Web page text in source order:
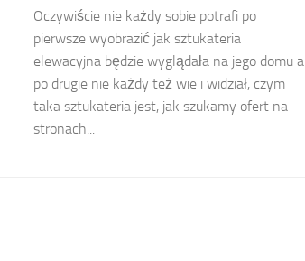
Oczywiście nie każdy sobie potrafi po
pierwsze wyobrazić jak sztukateria
elewacyjna będzie wyglądała na jego domu a
po drugie nie każdy też wie i widział, czym
taka sztukateria jest, jak szukamy ofert na
stronach...